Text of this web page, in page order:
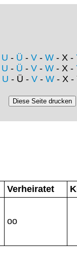
U - Ü - V - W - X -
U - Ü - V - W - X -
U - Ü - V- W- X -
Verheiratet
oo